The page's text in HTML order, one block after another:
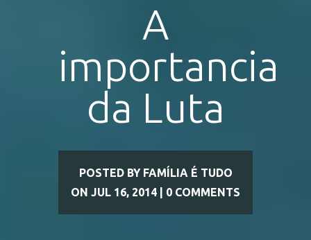
A
importancia
da Luta
POSTED BY FAMÍLIA É TUDO
ON JUL 16, 2014 | 0 COMMENTS